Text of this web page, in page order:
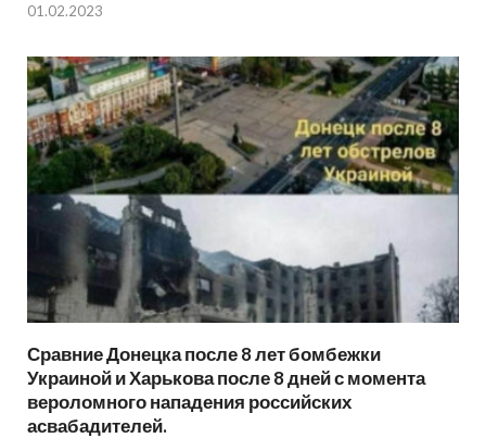
01.02.2023
Сравние Донецка после 8 лет бомбежки
Украиной и Харькова после 8 дней с момента
вероломного нападения российских
асвабадителей.